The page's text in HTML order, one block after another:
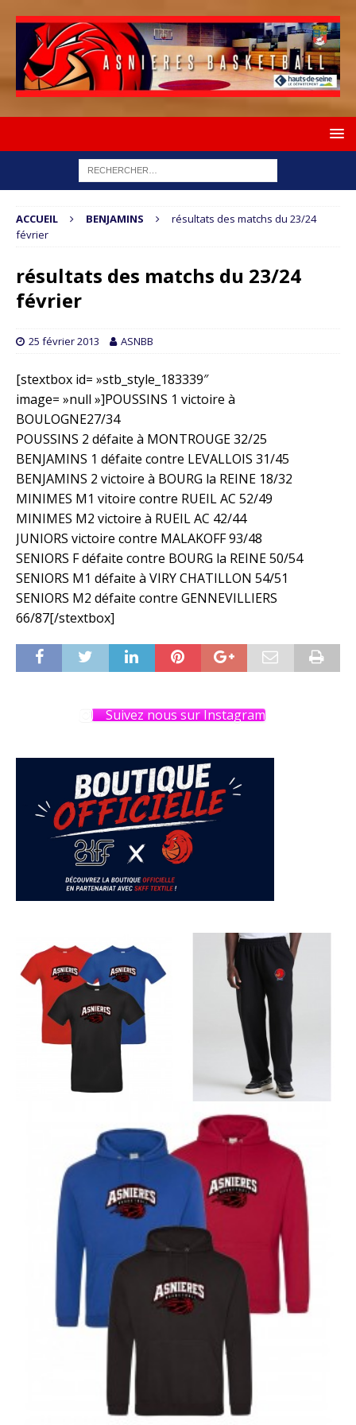
ACCUEIL BENJAMINS
résultats des matchs du 23/24
février
résultats des matchs du 23/24
février
25 février 2013 ASNBB
[stextbox id= »stb_style_183339″
image= »null »]POUSSINS 1 victoire à
BOULOGNE27/34
POUSSINS 2 défaite à MONTROUGE 32/25
BENJAMINS 1 défaite contre LEVALLOIS 31/45
BENJAMINS 2 victoire à BOURG la REINE 18/32
MINIMES M1 vitoire contre RUEIL AC 52/49
MINIMES M2 victoire à RUEIL AC 42/44
JUNIORS victoire contre MALAKOFF 93/48
SENIORS F défaite contre BOURG la REINE 50/54
SENIORS M1 défaite à VIRY CHATILLON 54/51
SENIORS M2 défaite contre GENNEVILLIERS
66/87[/stextbox]
Suivez nous sur Instagram